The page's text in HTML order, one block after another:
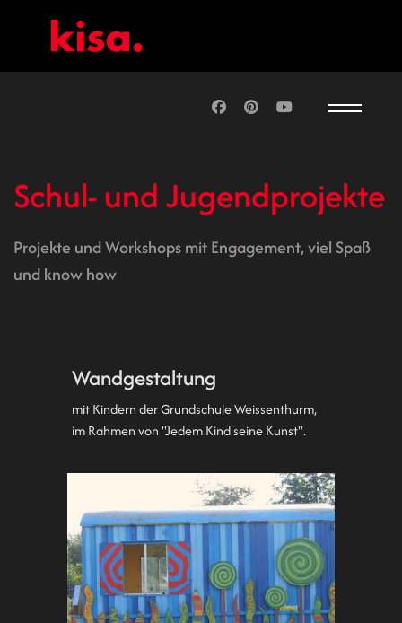
Schul- und Jugendprojekte
Projekte und Workshops mit Engagement, viel Spaß
und know how
Wandgestaltung
mit Kindern der Grundschule Weissenthurm,
im Rahmen von "Jedem Kind seine Kunst".